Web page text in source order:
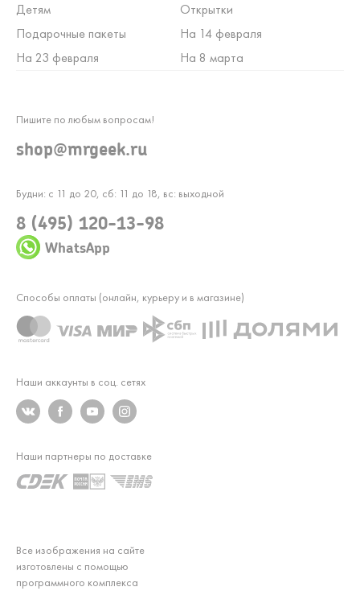
Детям
Открытки
Подарочные пакеты
На 14 февраля
На 23 февраля
На 8 марта
Будни: с 11 до 20, сб: 11 до 18, вс: выходной
8 (495) 120-13-98
WhatsApp
Пишите по любым вопросам!
shop@mrgeek.ru
Наши аккаунты в соц. сетях
Все изображения на сайте
изготовлены с помощью
программного комплекса
Способы оплаты (онлайн, курьеру и в магазине)
Наши партнеры по доставке